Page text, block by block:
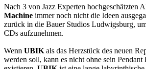
Nach 3 von Jazz Experten hochgeschätzten
Machine immer noch nicht die Ideen
zurück in die Bauer Studios Ludwigsburg,
CDs aufzunehmen.
Wenn UBIK als das Herzstück des neuen
werden soll, kann es nicht ohne sein Pendant